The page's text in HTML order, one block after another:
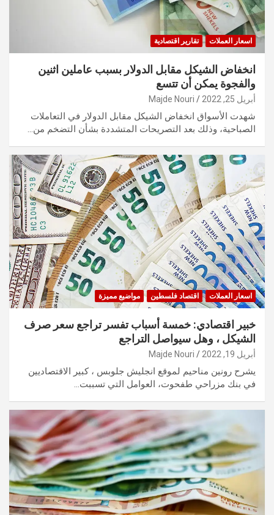
اسعار العملات تقارير اقتصادية
انخفاض الشيكل مقابل الدولار بسبب عاملين اثنين
والفجوة يمكن أن تتسع
أبريل 25, 2022 Majde Nouri
شهدت الأسواق انخفاض الشيكل مقابل الدولار في التعاملات
الصباحية، وذلك بعد التصريحات المتشددة بشأن التضخم من…
اسعار العملات اقتصاد فلسطين مواضيع مميزة
خبير اقتصادي: خمسة أسباب تفسر تراجع سعر صرف
الشيكل ، وهل سيواصل التراجع
أبريل 19, 2022 Majde Nouri
يشرح رونين مناحيم لموقع انجليش جلوبس ، كبير الاقتصاديين
في بنك مزراحي طفحوت، العوامل التي تسببت…